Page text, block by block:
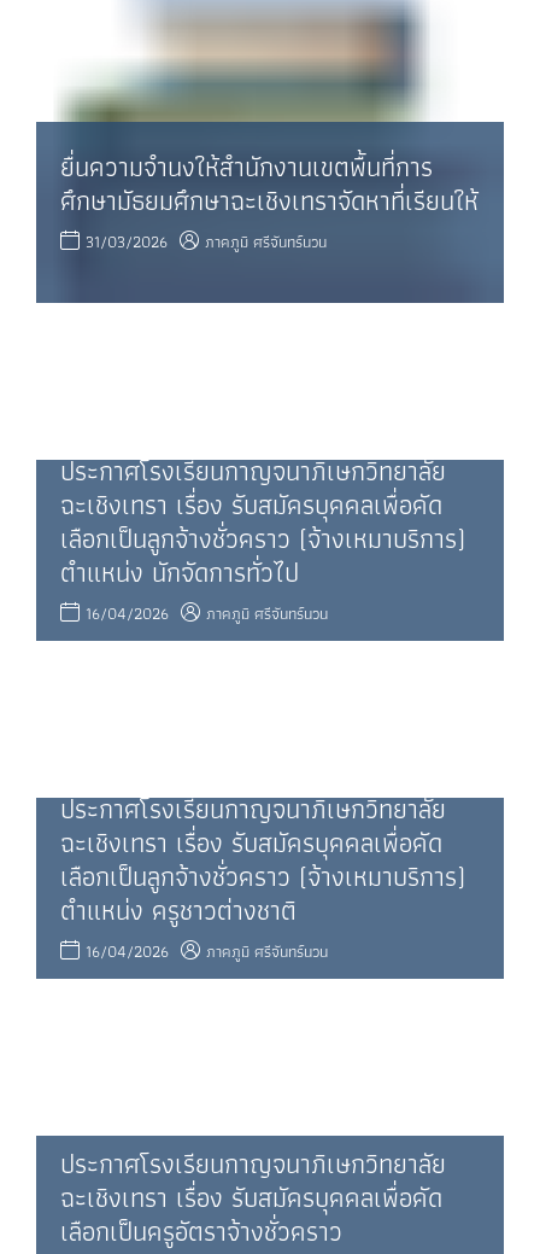
ยื่นความจำนงให้สำนักงานเขตพื้นที่การ
ศึกษามัธยมศึกษาฉะเชิงเทราจัดหาที่เรียนให้
31/03/2026 ภาคภูมิ ศรีจันทร์นวน
ประกาศโรงเรียนกาญจนาภิเษกวิทยาลัย
ฉะเชิงเทรา เรื่อง รับสมัครบุคคลเพื่อคัด
เลือกเป็นลูกจ้างชั่วคราว (จ้างเหมาบริการ)
ตําแหน่ง นักจัดการทั่วไป
16/04/2026 ภาคภูมิ ศรีจันทร์นวน
ประกาศโรงเรียนกาญจนาภิเษกวิทยาลัย
ฉะเชิงเทรา เรื่อง รับสมัครบุคคลเพื่อคัด
เลือกเป็นลูกจ้างชั่วคราว (จ้างเหมาบริการ)
ตําแหน่ง ครูชาวต่างชาติ
16/04/2026 ภาคภูมิ ศรีจันทร์นวน
ประกาศโรงเรียนกาญจนาภิเษกวิทยาลัย
ฉะเชิงเทรา เรื่อง รับสมัครบุคคลเพื่อคัด
เลือกเป็นครูอัตราจ้างชั่วคราว